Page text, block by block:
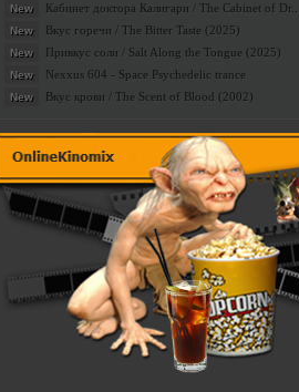
Разное видео|Добавил: kinomix|Дата:
New Кабинет доктора Калигари / The Cabinet of Dr....
New Вкус горечи / The Bitter Taste (2025)
New Привкус соли / Salt Along the Tongue (2025)
New Nexxus 604 - Space Psychedelic trance
New Вкус крови / The Scent of Blood (2002)